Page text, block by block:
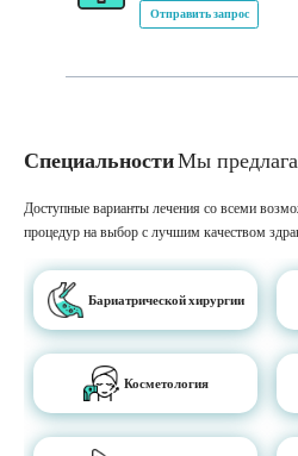
Отправить запрос
СпециальностиМы
Доступные варианты лечения со всеми
процедур на выбор с лучшим качеством
Бариатрической хирургии
Косметология